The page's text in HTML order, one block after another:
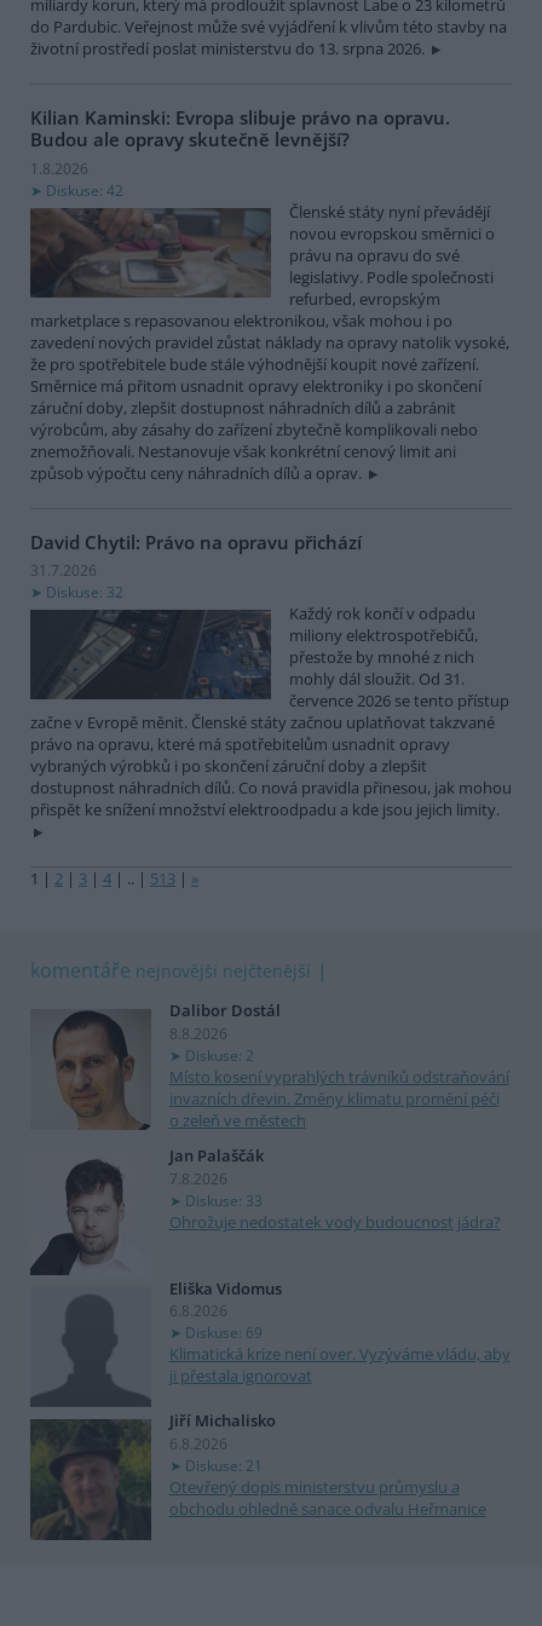
miliardy korun, který má prodloužit splavnost Labe o 23 kilometrů
do Pardubic. Veřejnost může své vyjádření k vlivům této stavby na
životní prostředí poslat ministerstvu do 13. srpna 2026.
Kilian Kaminski: Evropa slibuje právo na opravu.
Budou ale opravy skutečně levnější?
1.8.2026
Diskuse: 42
Členské státy nyní převádějí
novou evropskou směrnici o
právu na opravu do své
legislativy. Podle společnosti
refurbed, evropským
marketplace s repasovanou elektronikou, však mohou i po
zavedení nových pravidel zůstat náklady na opravy natolik vysoké,
že pro spotřebitele bude stále výhodnější koupit nové zařízení.
Směrnice má přitom usnadnit opravy elektroniky i po skončení
záruční doby, zlepšit dostupnost náhradních dílů a zabránit
výrobcům, aby zásahy do zařízení zbytečně komplikovali nebo
znemožňovali. Nestanovuje však konkrétní cenový limit ani
způsob výpočtu ceny náhradních dílů a oprav.
David Chytil: Právo na opravu přichází
31.7.2026
Diskuse: 32
Každý rok končí v odpadu
miliony elektrospotřebičů,
přestože by mnohé z nich
mohly dál sloužit. Od 31.
července 2026 se tento přístup
začne v Evropě měnit. Členské státy začnou uplatňovat takzvané
právo na opravu, které má spotřebitelům usnadnit opravy
vybraných výrobků i po skončení záruční doby a zlepšit
dostupnost náhradních dílů. Co nová pravidla přinesou, jak mohou
přispět ke snížení množství elektroodpadu a kde jsou jejich limity.
1 | 2 | 3 | 4 | .. | 513 | »
komentáře nejnovější nejčtenější
Dalibor Dostál
8.8.2026
Diskuse: 2
Místo kosení vyprahlých trávníků odstraňování
invazních dřevin. Změny klimatu promění péči
o zeleň ve městech
Jan Palaščák
7.8.2026
Diskuse: 33
Ohrožuje nedostatek vody budoucnost jádra?
Eliška Vidomus
6.8.2026
Diskuse: 69
Klimatická krize není over. Vyzýváme vládu, aby
ji přestala ignorovat
Jiří Michalisko
6.8.2026
Diskuse: 21
Otevřený dopis ministerstvu průmyslu a
obchodu ohledně sanace odvalu Heřmanice